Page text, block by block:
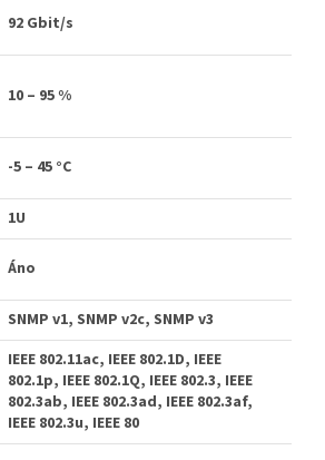
92 Gbit/s
10 – 95 %
-5 – 45 °C
1U
Áno
SNMP v1, SNMP v2c, SNMP v3
IEEE 802.11ac, IEEE 802.1D, IEEE
802.1p, IEEE 802.1Q, IEEE 802.3, IEEE
802.3ab, IEEE 802.3ad, IEEE 802.3af,
IEEE 802.3u, IEEE 80